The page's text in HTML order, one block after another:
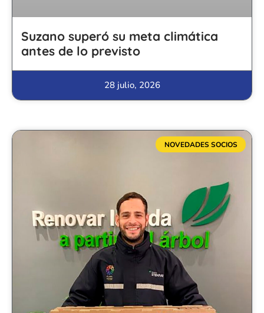
Suzano superó su meta climática
antes de lo previsto
28 julio, 2026
NOVEDADES SOCIOS